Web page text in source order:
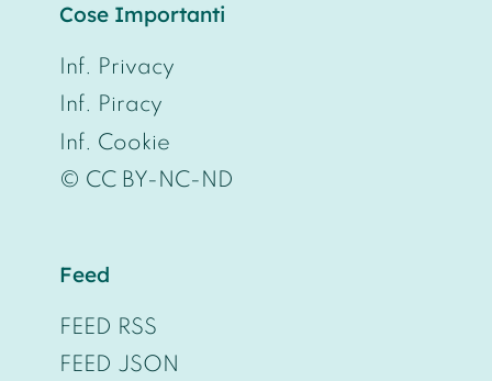
Cose Importanti
Inf. Privacy
Inf. Piracy
Inf. Cookie
© CC BY-NC-ND
Feed
FEED RSS
FEED JSON